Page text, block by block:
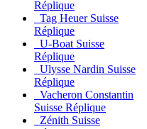
Réplique
Tag Heuer Suisse
Réplique
U-Boat Suisse
Réplique
Ulysse Nardin Suisse
Réplique
Vacheron Constantin
Suisse Réplique
Zénith Suisse